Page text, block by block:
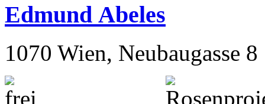
Edmund Abeles
1070 Wien, Neubaugasse 8